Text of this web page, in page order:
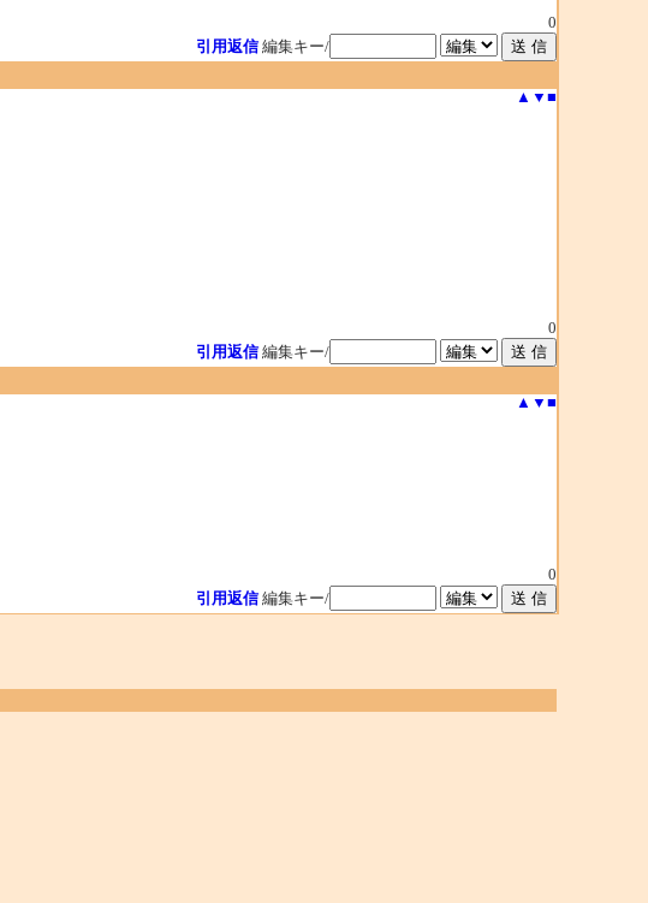
0
引用返信 編集キー/
▲ ▼ ■
0
引用返信 編集キー/
▲ ▼ ■
0
引用返信 編集キー/